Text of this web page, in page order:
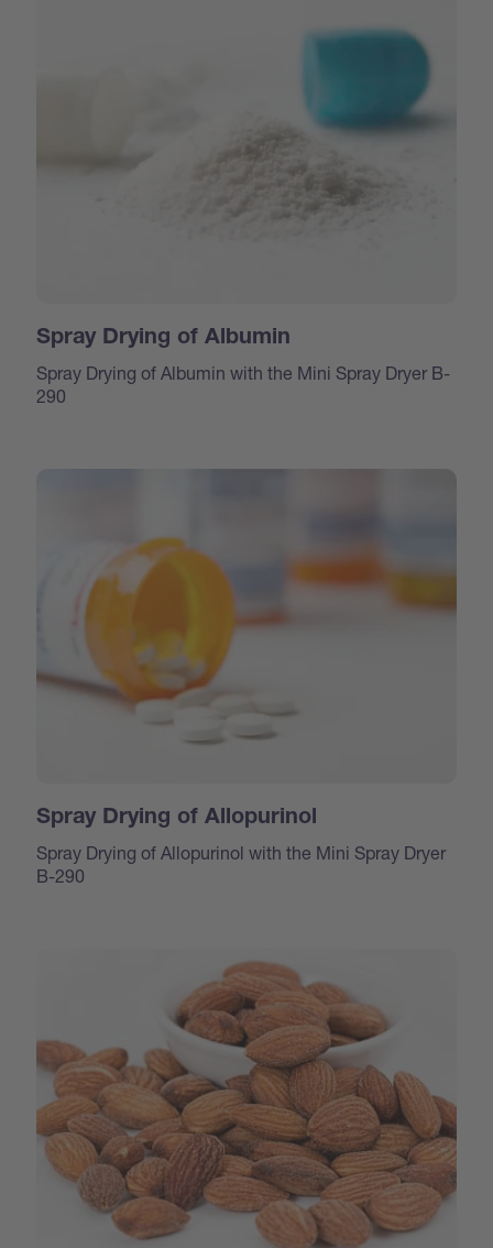
Spray Drying of Albumin
Spray Drying of Albumin with the Mini Spray Dryer B-
290
Spray Drying of Allopurinol
Spray Drying of Allopurinol with the Mini Spray Dryer
B-290